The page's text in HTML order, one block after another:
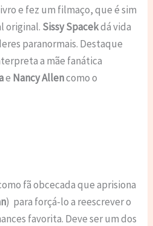
e fez um filmaço, que é sim
original. Sissy Spacekdá vida
paranormais. Destaque
a mãe fanática
e Nancy Allencomo o
fã obcecada que aprisiona
) para forçá-lo a reescrever o
favorita. Deve ser um dos